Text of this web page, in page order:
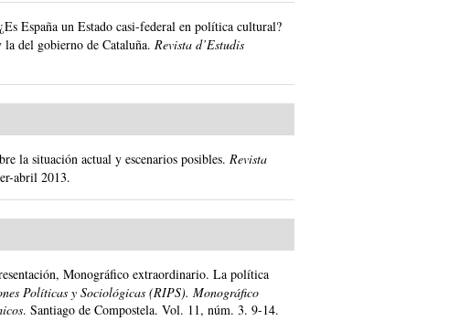
¿Es España un Estado casi-federal en política cultural?
del gobierno de Cataluña. Revista d’Estudis
la situación actual y escenarios posibles. Revista
abril 2013.
Monográfico extraordinario. La política
Políticas y Sociológicas (RIPS). Monográfico
.Santiago de Compostela.Vol. 11, núm. 3.9-14.